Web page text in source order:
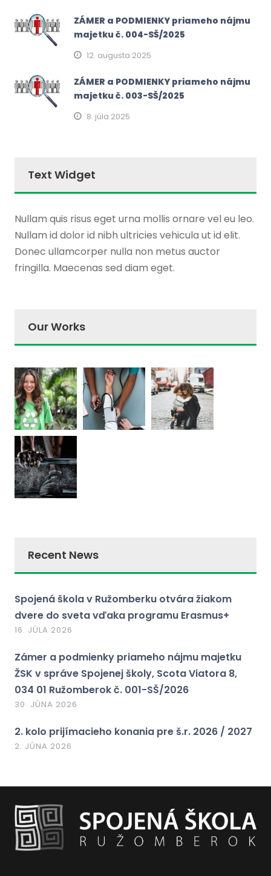
ZÁMER a PODMIENKY priameho nájmu
majetku č. 004-SŠ/2025
12. augusta 2025
ZÁMER a PODMIENKY priameho nájmu
majetku č. 003-SŠ/2025
8. júla 2025
Text Widget
Nullam quis risus eget urna mollis ornare vel eu leo.
Nullam id dolor id nibh ultricies vehicula ut id elit.
Donec ullamcorper nulla non metus auctor
fringilla. Maecenas sed diam eget.
Our Works
Recent News
Spojená škola v Ružomberku otvára žiakom
dvere do sveta vďaka programu Erasmus+
16. JÚLA 2026
Zámer a podmienky priameho nájmu majetku
ŽSK v správe Spojenej školy, Scota Viatora 8,
034 01 Ružomberok č. 001-SŠ/2026
30. JÚNA 2026
2. kolo prijímacieho konania pre š.r. 2026 / 2027
2. JÚNA 2026